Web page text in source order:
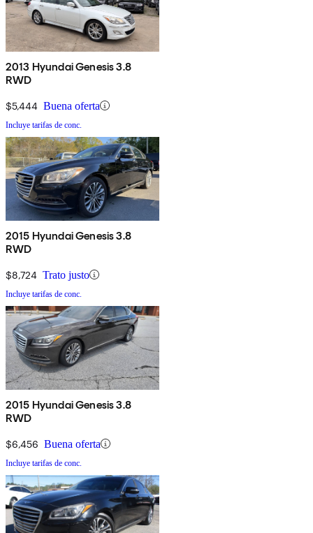
2013 Hyundai Genesis 3.8
RWD
$5,444 Buena oferta
Incluye tarifas de conc.
2015 Hyundai Genesis 3.8
RWD
$8,724 Trato justo
Incluye tarifas de conc.
2015 Hyundai Genesis 3.8
RWD
$6,456 Buena oferta
Incluye tarifas de conc.